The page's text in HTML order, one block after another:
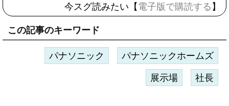
今スグ読みたい【 電子版で購読する 】
この記事のキーワード
パナソニック パナソニックホームズ
展示場 社長